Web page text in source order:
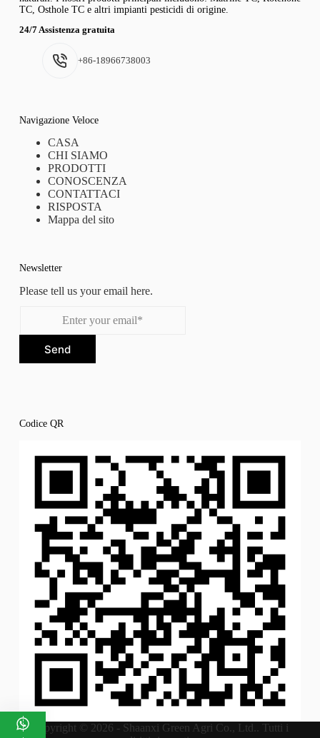
TC, Osthole TC e altri impianti pesticidi di origine.
24/7 Assistenza gratuita
+86-18966738003
Navigazione Veloce
CASA
CHI SIAMO
PRODOTTI
CONOSCENZA
CONTATTACI
RISPOSTA
Mappa del sito
Newsletter
Please tell us your email here.
Send
Codice QR
Copyright © 2026 - Shaanxi Green Agri Co., Ltd.. Tutti i